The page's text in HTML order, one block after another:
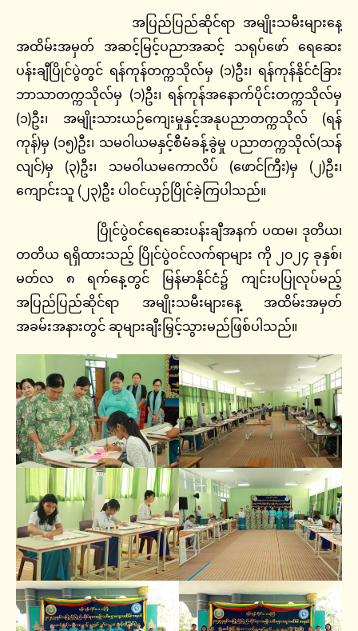
အပြည်ပြည်ဆိုင်ရာ အမျိုးသမီးများနေ့
အထိမ်းအမှတ် အဆင့်မြင့်ပညာအဆင့် သရုပ်ဖော် ရေဆေး
ပန်းချီပြိုင်ပွဲတွင် ရန်ကုန်တက္ကသိုလ်မှ (၁)ဦး၊ ရန်ကုန်နိုင်ငံခြား
ဘာသာတက္ကသိုလ်မှ (၁)ဦး၊ ရန်ကုန်အနောက်ပိုင်းတက္ကသိုလ်မှ
(၁)ဦး၊ အမျိုးသားယဉ်ကျေးမှုနှင့်အနုပညာတက္ကသိုလ် (ရန်
ကုန်)မှ (၁၅)ဦး၊ သမဝါယမနှင့်စီမံခန့်ခွဲမှု ပညာတက္ကသိုလ်(သန်
လျင်)မှ (၃)ဦး၊ သမဝါယမကောလိပ် (ဖောင်ကြီး)မှ (၂)ဦး၊
ကျောင်းသူ (၂၃)ဦး ပါဝင်ယှဉ်ပြိုင်ခဲ့ကြပါသည်။
ပြိုင်ပွဲဝင်ရေဆေးပန်းချီအနက် ပထမ၊ ဒုတိယ၊
တတိယ ရရှိထားသည့် ပြိုင်ပွဲဝင်လက်ရာများ ကို ၂၀၂၄ ခုနှစ်၊
မတ်လ ၈ ရက်နေ့တွင် မြန်မာနိုင်ငံ၌ ကျင်းပပြုလုပ်မည့်
အပြည်ပြည်ဆိုင်ရာ အမျိုးသမီးများနေ့ အထိမ်းအမှတ်
အခမ်းအနားတွင် ဆုများချီးမြှင့်သွားမည်ဖြစ်ပါသည်။